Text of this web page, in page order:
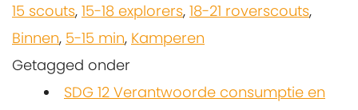
15 scouts, 15-18 explorers, 18-21 roverscouts,
Binnen, 5-15 min, Kamperen
Getagged onder
SDG 12 Verantwoorde consumptie en